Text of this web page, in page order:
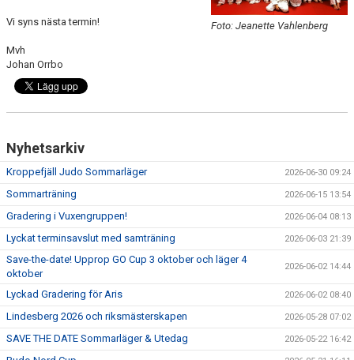
BLI MEDLEM
VECKOSCHEMA
Foto: Jeanette Vahlenberg
Vi syns nästa termin!
Mvh
Johan Orrbo
Nyhetsarkiv
Kroppefjäll Judo Sommarläger 2026-06-30 09:24
Sommarträning 2026-06-15 13:54
Gradering i Vuxengruppen! 2026-06-04 08:13
Lyckat terminsavslut med samträning 2026-06-03 21:39
Save-the-date! Upprop GO Cup 3 oktober och läger 4
oktober
2026-06-02 14:44
Lyckad Gradering för Aris 2026-06-02 08:40
Lindesberg 2026 och riksmästerskapen 2026-05-28 07:02
SAVE THE DATE Sommarläger & Utedag 2026-05-22 16:42